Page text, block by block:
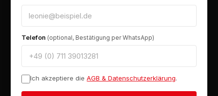
Telefon (optional, Bestätigung per WhatsApp)
Ich akzeptiere die AGB & Datenschutzerklärung.